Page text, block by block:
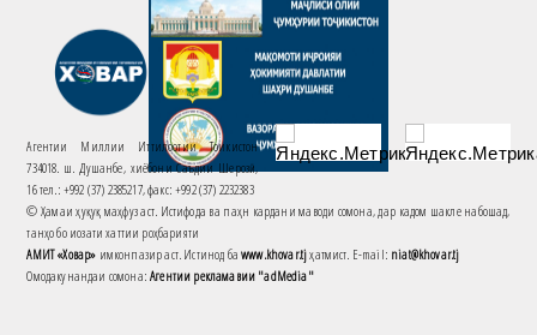
Агентии Миллии Иттилоотии Тоҷикистон
734018. ш. Душанбе, хиёбони Саъдии Шерозӣ,
16 тел.: +992 (37) 2385217, факс: +992 (37) 2232383
© Ҳамаи ҳуқуқ маҳфуз аст. Истифода ва паҳн кардани маводи сомона, дар кадом шакле набошад,
танҳо бо иҷозати хаттии роҳбарияти
АМИТ «Ховар» имконпазир аст. Истинод баwww.khovar.tjҳатмист. E-mail: niat@khovar.tj
Омодакунандаи сомона:Агентии рекламавии "adMedia"